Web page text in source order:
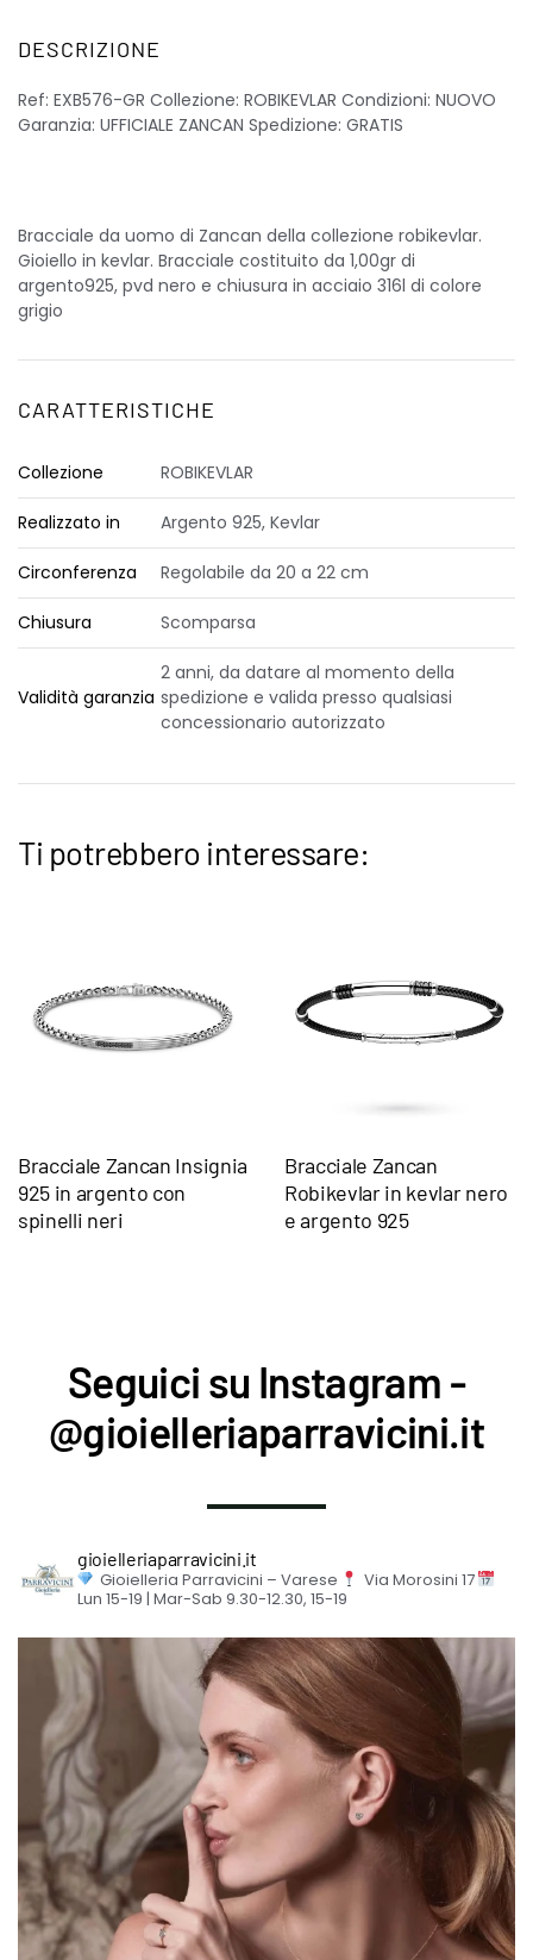
DESCRIZIONE
Ref: EXB576-GR Collezione: ROBIKEVLAR Condizioni: NUOVO
Garanzia: UFFICIALE ZANCAN Spedizione: GRATIS
Bracciale da uomo di Zancan della collezione robikevlar.
Gioiello in kevlar. Bracciale costituito da 1,00gr di
argento925, pvd nero e chiusura in acciaio 316l di colore
grigio
CARATTERISTICHE
Collezione ROBIKEVLAR
Realizzato in Argento 925, Kevlar
Circonferenza Regolabile da 20 a 22 cm
Chiusura Scomparsa
Validità garanzia
2 anni, da datare al momento della
spedizione e valida presso qualsiasi
concessionario autorizzato
Ti potrebbero interessare:
Bracciale Zancan Insignia
925 in argento con
spinelli neri
Bracciale Zancan
Robikevlar in kevlar nero
e argento 925
Seguici su Instagram -
@gioielleriaparravicini.it
gioielleriaparravicini.it
Gioielleria Parravicini – Varese
Via Morosini 17
Lun 15-19 | Mar-Sab 9.30-12.30, 15-19